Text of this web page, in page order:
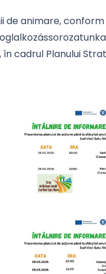
animare,
cadrul Planului